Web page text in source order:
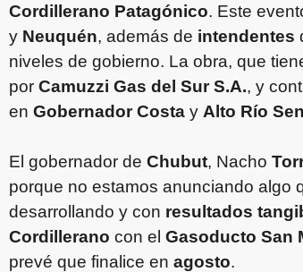
Cordillerano Patagónico. Este
y Neuquén, además de intendentes
niveles de gobierno. La obra, que
por Camuzzi Gas del Sur S.A., y
en Gobernador Costa y Alto Río
El gobernador de Chubut, Nacho
porque no estamos anunciando algo
desarrollando y con resultados
Cordillerano con el Gasoducto San
prevé que finalice en agosto.